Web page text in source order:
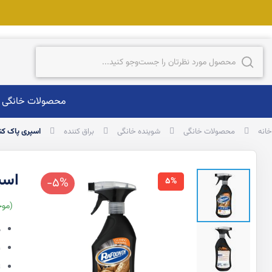
جست‌وجو
محصولات خانگی
خانه محصولات خانگی شوینده خانگی براق کننده اسپری پاک کننده
-5% 5%